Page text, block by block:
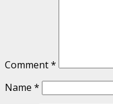
Comment*
Name *